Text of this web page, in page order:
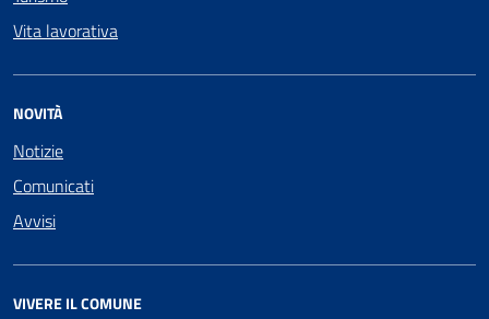
Vita lavorativa
NOVITÀ
Notizie
Comunicati
Avvisi
VIVERE IL COMUNE